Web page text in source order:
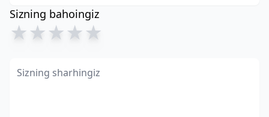
Sizning bahoingiz
★★★★★